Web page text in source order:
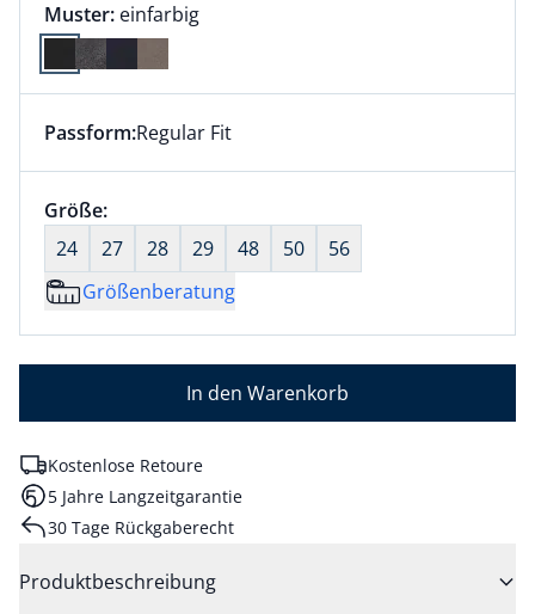
Muster: einfarbig
Dieser Artikel hat die Passform Regular Fit. für
Passform:Regular Fit
Größenauswahl:
Größe:nichts ausgewählt
24
27 28 29 48 50
56
Größenberatung
In den Warenkorb
Kostenlose Retoure
5 Jahre Langzeitgarantie
30 Tage Rückgaberecht
Produktbeschreibung